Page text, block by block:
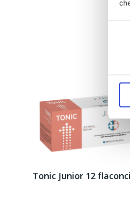
Tonic Junior 12